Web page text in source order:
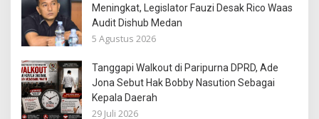
Meningkat, Legislator Fauzi Desak Rico Waas
Audit Dishub Medan
5 Agustus 2026
Tanggapi Walkout di Paripurna DPRD, Ade
Jona Sebut Hak Bobby Nasution Sebagai
Kepala Daerah
29 Juli 2026